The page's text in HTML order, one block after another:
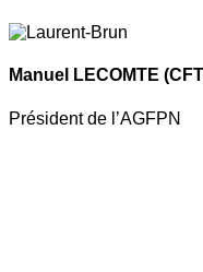
Manuel LECOMTE
Président de l’AGFPN